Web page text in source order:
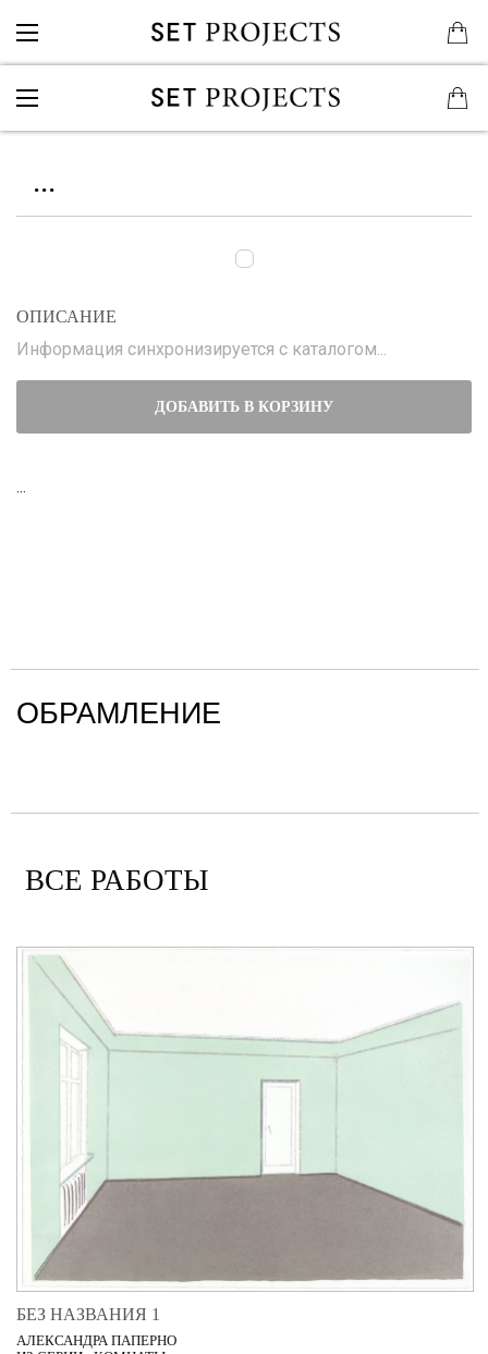
...
ОПИСАНИЕ
Информация синхронизируется с каталогом...
ДОБАВИТЬ В КОРЗИНУ
...
ОБРАМЛЕНИЕ
ВСЕ РАБОТЫ
БЕЗ НАЗВАНИЯ 1
АЛЕКСАНДРА ПАПЕРНО